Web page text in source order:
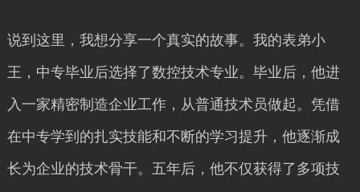
说到这里，我想分享一个真实的故事。我的表弟小
王，中专毕业后选择了数控技术专业。毕业后，他进
入一家精密制造企业工作，从普通技术员做起。凭借
在中专学到的扎实技能和不断的学习提升，他逐渐成
长为企业的技术骨干。五年后，他不仅获得了多项技